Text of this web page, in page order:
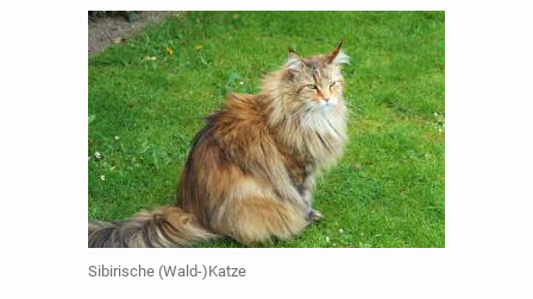
Sibirische (Wald-)Katze